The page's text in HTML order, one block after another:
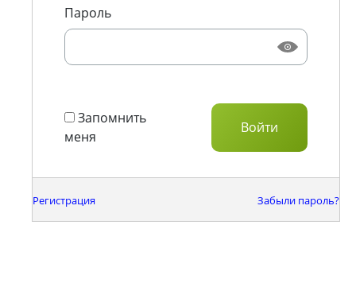
Пароль
Запомнить
меня
Регистрация Забыли пароль?